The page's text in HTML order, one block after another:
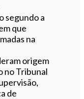
segundo a
que
na
origem
no Tribunal
de